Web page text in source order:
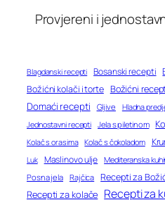
Provjereni i
Blagdanski recepti Bosanski recepti
Božićni kolači i torte Božićni
Domaći recepti Gljive Hladna
Jednostavni recepti Jela s piletinom
Kolač s orasima Kolač s čokoladom
Luk Maslinovo ulje Mediteranska
Posna jela Rajčica Recepti za
Recepti za kolače Recepti za